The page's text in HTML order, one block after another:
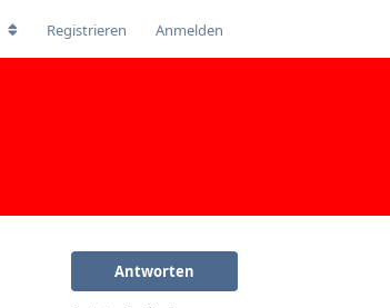
Registrieren Anmelden
Antworten